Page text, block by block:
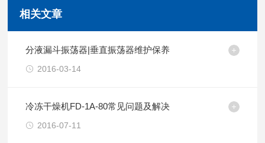
相关文章
分液漏斗振荡器|垂直振荡器维护保养
2016-03-14
冷冻干燥机FD-1A-80常见问题及解决
2016-07-11